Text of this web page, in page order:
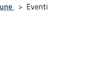
> Eventi